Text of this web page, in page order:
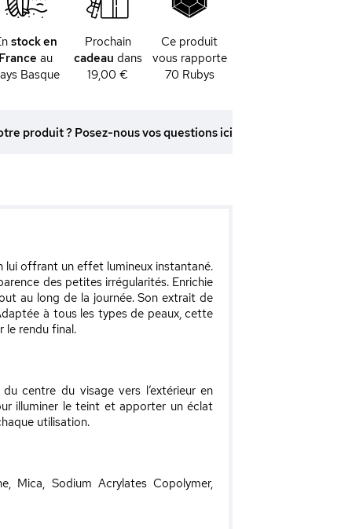
stock en
France au
Basque
Prochain
cadeau dans
19,00 €
Ce produit
vous rapporte
70 Rubys
produit ? Posez-nous vos questions ici
lui offrant un effet lumineux instantané.
des petites irrégularités. Enrichie
au long de la journée. Son extrait de
à tous les types de peaux, cette
le rendu final.
centre du visage vers l’extérieur en
illuminer le teint et apporter un éclat
utilisation.
Mica, Sodium Acrylates Copolymer,